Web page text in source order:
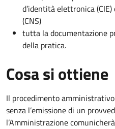
d’identità elettronica
(CNS)
tutta la documentazione
della pratica.
Cosa si ottiene
Il procedimento
senza l’emissione di un
l’Amministrazione